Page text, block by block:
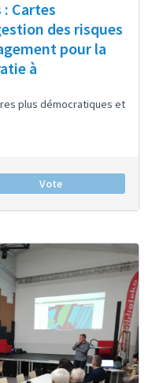
Cartes
des risques
pour la
à
plus démocratiques et
Vote